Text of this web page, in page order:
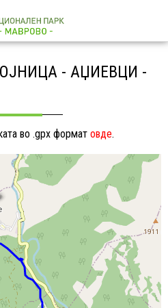
- АЏИЕВЦИ -
во .gpx формат овде.